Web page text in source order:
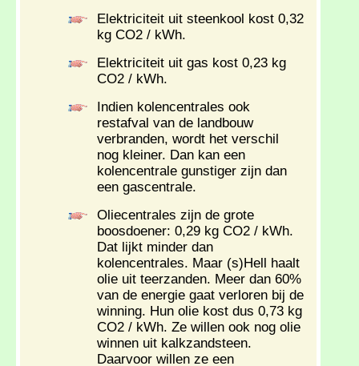
Elektriciteit uit steenkool kost 0,32
kg CO2 / kWh.
Elektriciteit uit gas kost 0,23 kg
CO2 / kWh.
Indien kolencentrales ook
restafval van de landbouw
verbranden, wordt het verschil
nog kleiner. Dan kan een
kolencentrale gunstiger zijn dan
een gascentrale.
Oliecentrales zijn de grote
boosdoener: 0,29 kg CO2 / kWh.
Dat lijkt minder dan
kolencentrales. Maar (s)Hell haalt
olie uit teerzanden. Meer dan 60%
van de energie gaat verloren bij de
winning. Hun olie kost dus 0,73 kg
CO2 / kWh. Ze willen ook nog olie
winnen uit kalkzandsteen.
Daarvoor willen ze een